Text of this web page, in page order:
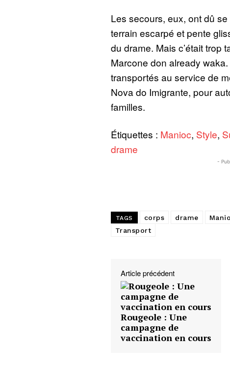
Les secours, eux, ont dû
terrain escarpé et pente
du drame. Mais c’était trop
Marcone don already
transportés au service de
Nova do Imigrante, pour
familles.
Étiquettes : Manioc, Style,
drame
-
TAGS corps drame
Transport
Article précédent
Rougeole : Une
campagne de
vaccination en cours